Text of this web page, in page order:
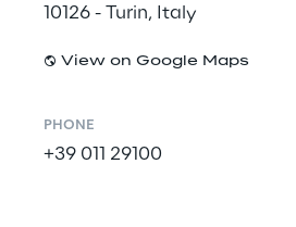
10126 - Turin, Italy
View on Google Maps
PHONE
+39 011 29100